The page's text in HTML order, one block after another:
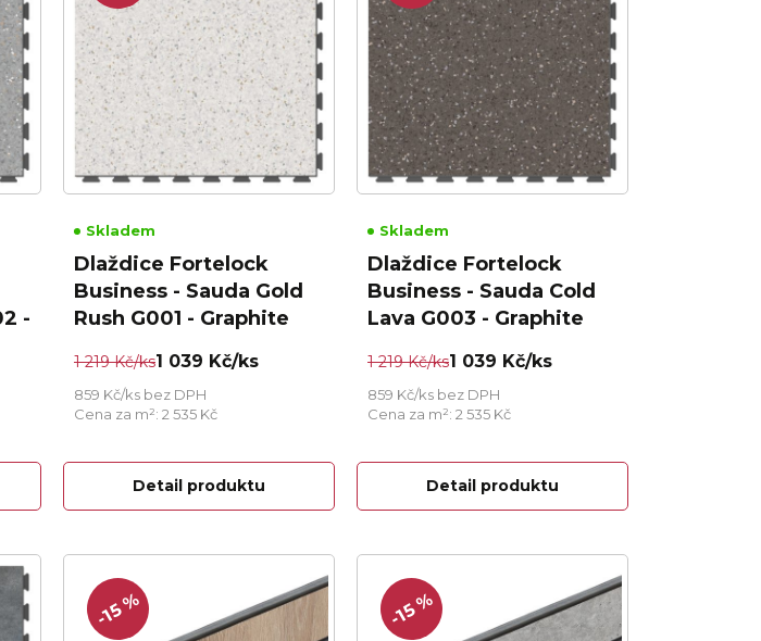
-
Skladem
Dlaždice Fortelock
Business - Sauda Gold
Rush G001 - Graphite
1 219 Kč/ks1 039 Kč/ks
859 Kč/ks bez DPH
Cena za m²: 2 535 Kč
Detail produktu
Skladem
Dlaždice Fortelock
Business - Sauda Cold
Lava G003 - Graphite
1 219 Kč/ks1 039 Kč/ks
859 Kč/ks bez DPH
Cena za m²: 2 535 Kč
Detail produktu
-15 % -15 %